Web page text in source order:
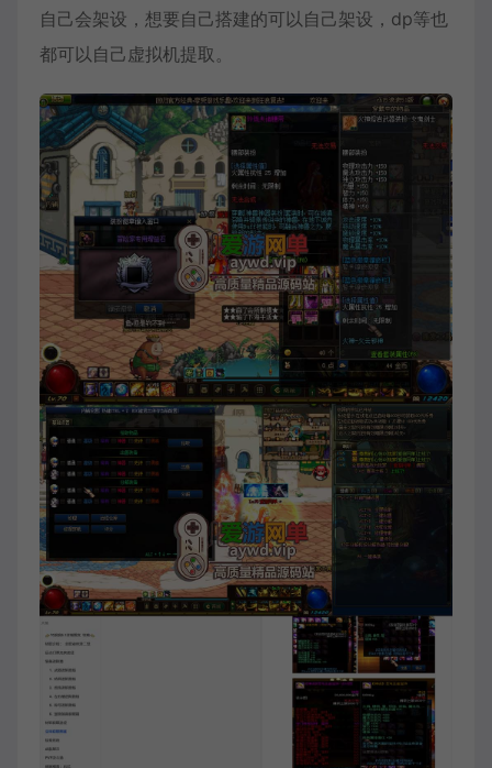
自己会架设，想要自己搭建的可以自己架设，dp等也
都可以自己虚拟机提取。